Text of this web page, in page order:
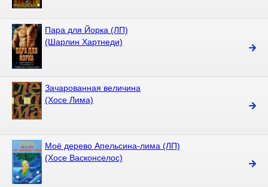
Пара для Йорка (ЛП)
(Шарлин Хартнеди)
Зачарованная величина
(Хосе Лима)
Моё дерево Апельсина-лима (ЛП)
(Хосе Васконселос)